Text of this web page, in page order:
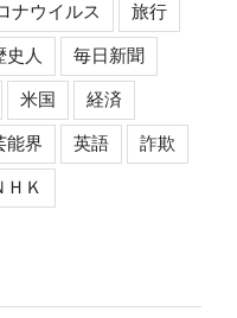
ナウイルス 旅行
史人 毎日新聞
米国 経済
能界 英語 詐欺
ＨＫ